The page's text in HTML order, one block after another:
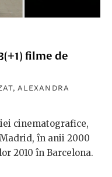
filme de
, ALEXANDRA
cinematografice,
în anii 2000
2010 în Barcelona.